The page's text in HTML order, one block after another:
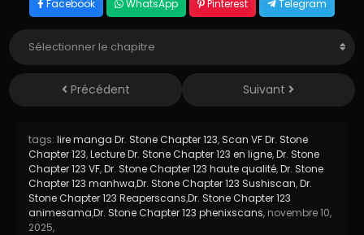
Facebook WhatsApp Pinterest Telegram
Précédent Suivant
tags: lire manga Dr. Stone Chapter 123, Scan VF Dr. Stone
Chapter 123,Lecture Dr. Stone Chapter 123 en ligne,Dr. Stone
Chapter 123 VF,Dr. Stone Chapter 123 haute qualité,Dr. Stone
Chapter 123 manhwa,Dr. Stone Chapter 123 Sushiscan,Dr.
Stone Chapter 123 Reaperscans,Dr. Stone Chapter 123
animesama,Dr. Stone Chapter 123 phenixscans, novembre 10,
2025,